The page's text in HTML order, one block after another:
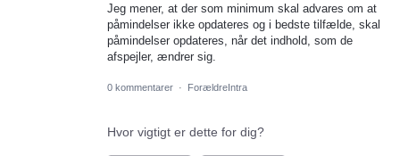
Jeg mener, at der som minimum skal advares om at
påmindelser ikke opdateres og i bedste tilfælde, skal
påmindelser opdateres, når det indhold, som de
afspejler, ændrer sig.
0 kommentarer · ForældreIntra
Hvor vigtigt er dette for dig?